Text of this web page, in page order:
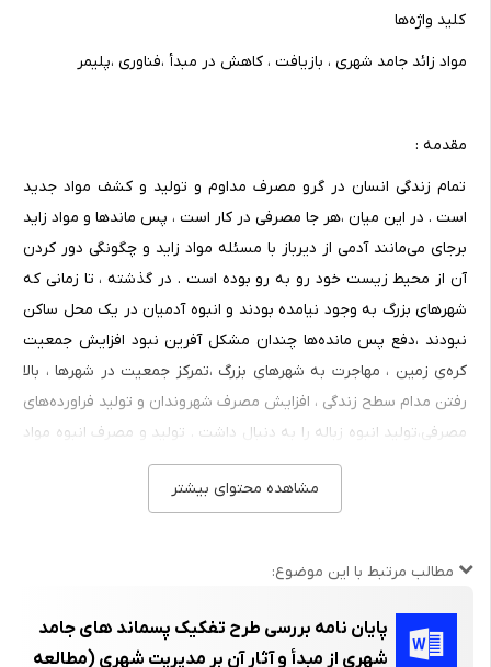
کلید واژه‌ها
مواد زائد جامد شهری ، بازیافت ، کاهش در مبدأ ،‌فناوری ،‌پلیمر
مقدمه :
تمام زندگی انسان در گرو مصرف مداوم و تولید و کشف مواد جدید
است . در این میان ،‌هر جا مصرفی در کار است ،‌ پس ماندها و مواد زاید
برجای می‌مانند آدمی از دیرباز با مسئله مواد زاید و چگونگی دور کردن
آن از محیط زیست خود رو به رو بوده است . در گذشته ، تا زمانی که
شهرهای بزرگ به وجود نیامده بودند و انبوه آدمیان در یک محل ساکن
نبودند ،‌دفع پس مانده‌ها چندان مشکل آفرین نبود افزایش جمعیت
کره‌ی زمین ،‌ مهاجرت به شهرهای بزرگ ،‌تمرکز جمعیت در شهرها ،‌ بالا
رفتن مدام سطح زندگی ، افزایش مصرف شهروندان و تولید فراورده‌های
مصرفی‌،‌تولید انبوه زباله را به دنبال داشت . تولید و مصرف انبوه مواد
که حاصل انقلاب صنعتی و فناوری جدید بود ، الگو وشیوه‌ی زندگی
انسان را دگرگون کرد و علاوه بر افزایش تولید زباله ،‌ترکیب زباله نیز
گسترش کاربرد محصولات این صنایع در زندگی روزمره‌ی انسان ،‌محیط
زیست طبیعی و انسان ساخت از زباله‌های تولید شده لبریز شد ،‌به
مشاهده محتوای بیشتر
مطالب مرتبط با این موضوع:
پایان نامه بررسی طرح تفکیک پسماند های جامد
شهری از مبدأ و آثار آن بر مدیریت شهری (مطالعه